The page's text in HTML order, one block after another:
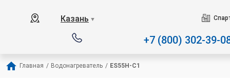
Казань ▼
+7 (800) 302-39-
Главная / Водонагреватель / ES55H-C1